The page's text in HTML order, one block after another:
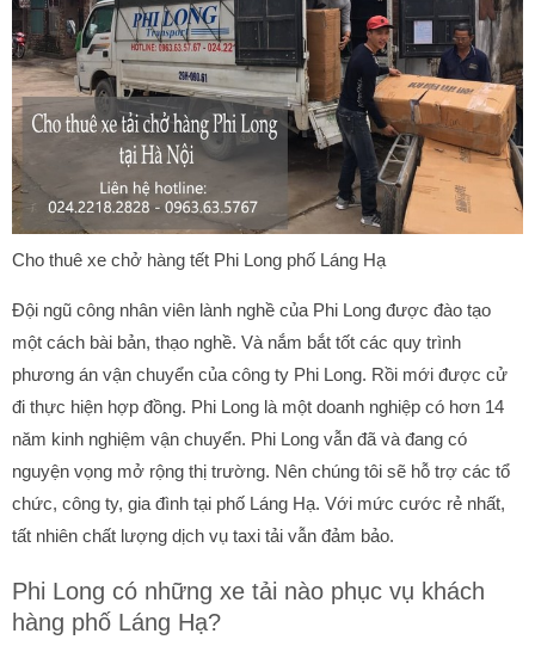
Cho thuê xe chở hàng tết Phi Long phố Láng Hạ
Đội ngũ công nhân viên lành nghề của Phi Long được đào tạo
một cách bài bản, thạo nghề. Và nắm bắt tốt các quy trình
phương án vận chuyển của công ty Phi Long. Rồi mới được cử
đi thực hiện hợp đồng. Phi Long là một doanh nghiệp có hơn 14
năm kinh nghiệm vận chuyển. Phi Long vẫn đã và đang có
nguyện vọng mở rộng thị trường. Nên chúng tôi sẽ hỗ trợ các tổ
chức, công ty, gia đình tại phố Láng Hạ. Với mức cước rẻ nhất,
tất nhiên chất lượng dịch vụ taxi tải vẫn đảm bảo.
Phi Long có những xe tải nào phục vụ khách
hàng phố Láng Hạ?